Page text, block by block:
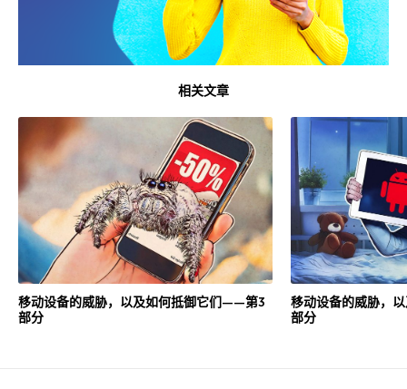
相关文章
移动设备的威胁，以及如何抵御它们——第3
部分
移动设备的威胁，
部分